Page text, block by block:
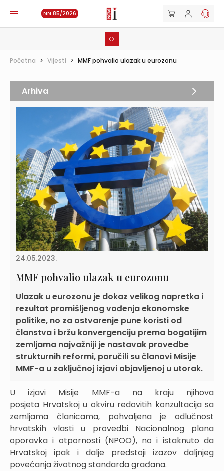
NN 85/2026
Početna > Vijesti > MMF pohvalio ulazak u eurozonu
24.05.2023.
MMF pohvalio ulazak u eurozonu
Ulazak u eurozonu je dokaz velikog napretka i
rezultat promišljenog vođenja ekonomske
politike, no za ostvarenje pune koristi od
članstva i bržu konvergenciju prema bogatijim
zemljama najvažniji je nastavak provedbe
strukturnih reformi, poručili su članovi Misije
MMF-a u zaključnoj izjavi objavljenoj u utorak.
U izjavi Misije MMF-a na kraju njihova
posjeta Hrvatskoj u okviru redovitih konzultacija sa
zemljama članicama, pohvaljena je odlučnost
hrvatskih vlasti u provedbi Nacionalnog plana
oporavka i otpornosti (NPOO), no i istaknuto da
Hrvatskoj ipak i dalje predstoji izazov daljnjeg
povećanja životnog standarda građana.
Arhiva